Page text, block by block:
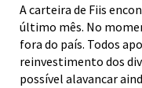
A carteira de Fiis
último mês. No
fora do país. Todos
reinvestimento dos
possível alavancar